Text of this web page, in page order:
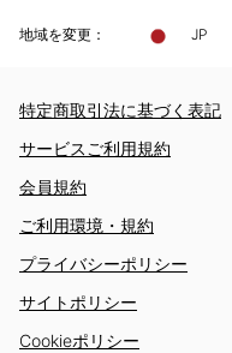
地域を変更： JP
特定商取引法に基づく表記
サービスご利用規約
会員規約
ご利用環境・規約
プライバシーポリシー
サイトポリシー
Cookieポリシー